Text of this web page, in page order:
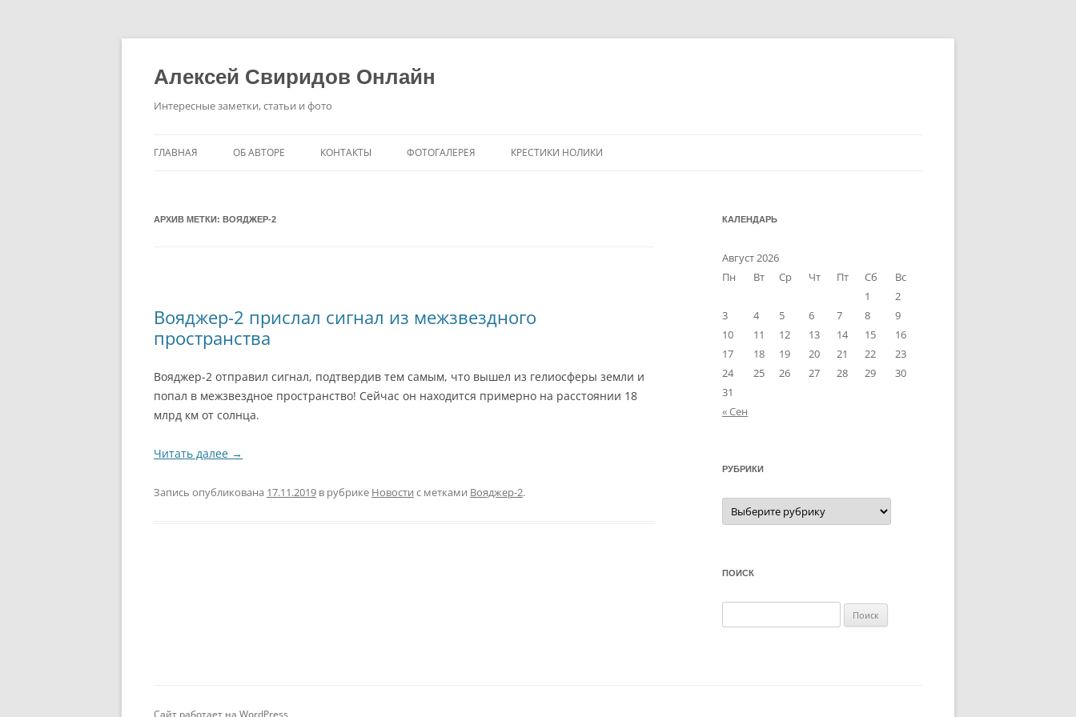
Перейти
Алексей Свиридов Онлайн
Интересные заметки, статьи и фото
ГЛАВНАЯ ОБ АВТОРЕ КОНТАКТЫ ФОТОГАЛЕРЕЯ КРЕСТИКИ НОЛИКИ
АРХИВ МЕТКИ: ВОЯДЖЕР-2
Вояджер-2 прислал сигнал из межзвездного
пространства
Вояджер-2 отправил сигнал, подтвердив тем самым, что вышел из гелиосферы земли и
попал в межзвездное пространство! Сейчас он находится примерно на расстоянии 18
млрд км от солнца.
Читать далее →
Запись опубликована 17.11.2019 в рубрике Новости с метками Вояджер-2.
КАЛЕНДАРЬ
Август 2026
Пн
Вт Ср Чт Пт Сб
Вс
1
2
3
4 5 6 7 8
9
10
11 12 13 14 15
16
17
18 19 20 21 22
23
24
25 26 27 28 29
30
31
« Сен
РУБРИКИ
Рубрики
ПОИСК
Сайт работает на WordPress